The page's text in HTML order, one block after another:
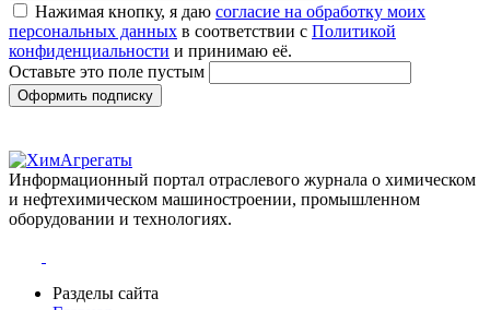
Нажимая кнопку, я даю согласие на обработку моих
персональных данных в соответствии с Политикой
конфиденциальности и принимаю её.
Оставьте это поле пустым
Оформить подписку
Информационный портал отраслевого журнала о химическом
и нефтехимическом машиностроении, промышленном
оборудовании и технологиях.
Разделы сайта